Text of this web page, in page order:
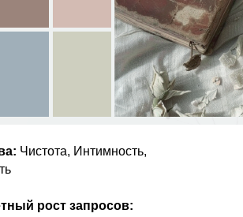
Чистота, Интимность,
рост запросов: